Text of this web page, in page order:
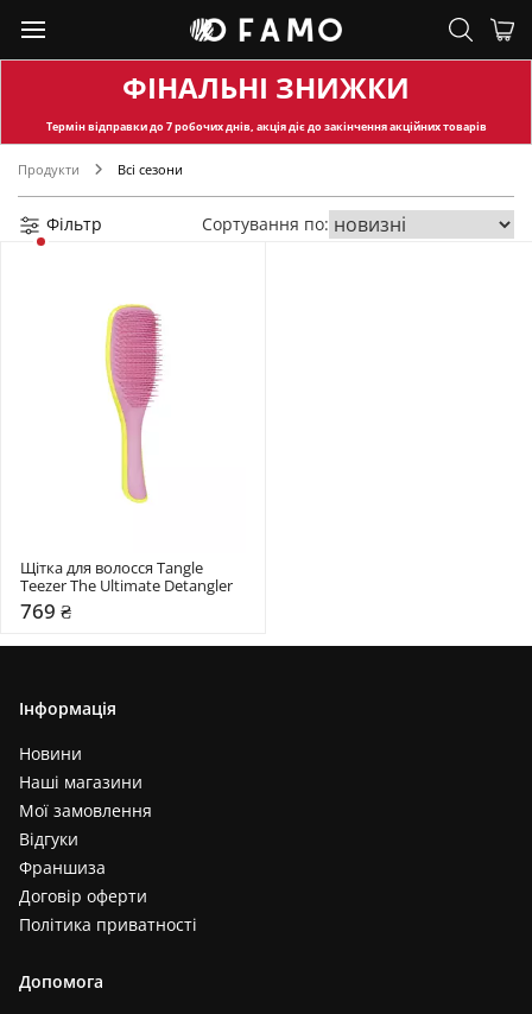
ФІНАЛЬНІ ЗНИЖКИ
Термін відправкидо 7 робочих днів, акція діє до закінчення акційних товарів
Продукти Всі сезони
Фільтр Сортування по:
Щітка для волосся Tangle
Teezer The Ultimate Detangler
769 ₴
Інформація
Новини
Наші магазини
Мої замовлення
Відгуки
Франшиза
Договір оферти
Політика приватності
Допомога